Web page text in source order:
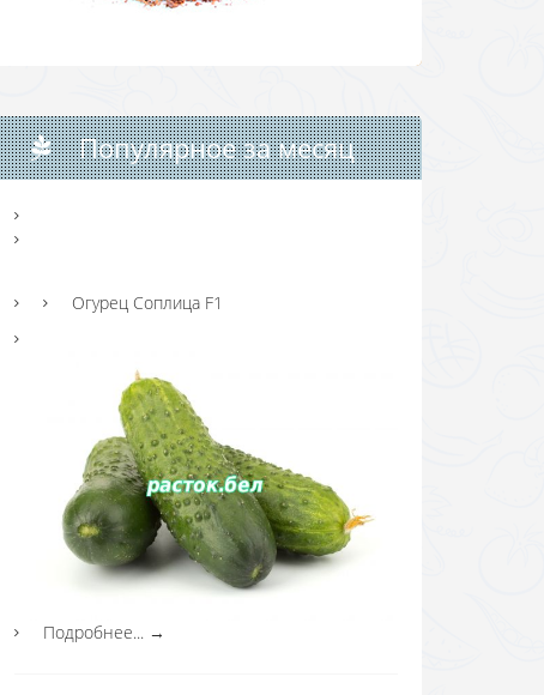
Популярное за месяц
Огурец Соплица F1
Подробнее... →